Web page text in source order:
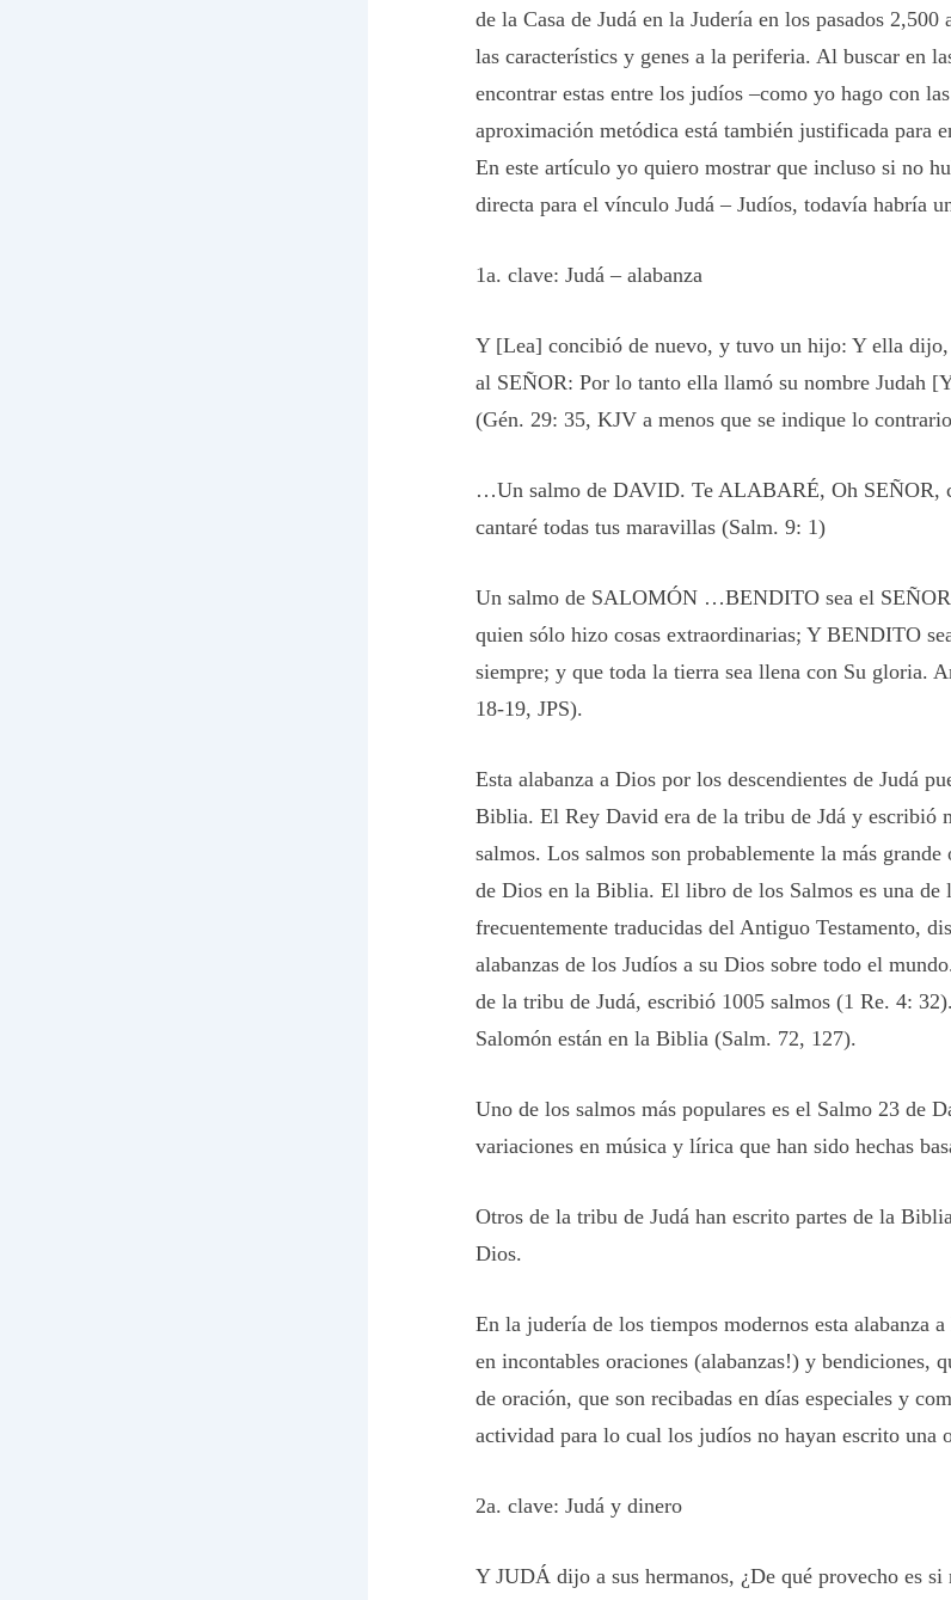
de la Casa de Judá en la Judería en los pasados 2,500
las característics y genes a la periferia. Al buscar en
encontrar estas entre los judíos –como yo hago con
aproximación metódica está también justificada para
En este artículo yo quiero mostrar que incluso si no
directa para el vínculo Judá – Judíos, todavía habría
1a. clave: Judá – alabanza
Y [Lea] concibió de nuevo, y tuvo un hijo: Y ella
al SEÑOR: Por lo tanto ella llamó su nombre Judah
(Gén. 29: 35, KJV a menos que se indique lo
…Un salmo de DAVID. Te ALABARÉ, Oh SEÑOR,
cantaré todas tus maravillas (Salm. 9: 1)
Un salmo de SALOMÓN …BENDITO sea el
quien sólo hizo cosas extraordinarias; Y BENDITO
siempre; y que toda la tierra sea llena con Su gloria.
18-19, JPS).
Esta alabanza a Dios por los descendientes de Judá
Biblia. El Rey David era de la tribu de Jdá y escribió
salmos. Los salmos son probablemente la más
de Dios en la Biblia. El libro de los Salmos es una de
frecuentemente traducidas del Antiguo Testamento,
alabanzas de los Judíos a su Dios sobre todo el
de la tribu de Judá, escribió 1005 salmos (1 Re. 4:
Salomón están en la Biblia (Salm. 72, 127).
Uno de los salmos más populares es el Salmo 23 de
variaciones en música y lírica que han sido hechas
Otros de la tribu de Judá han escrito partes de la
Dios.
En la judería de los tiempos modernos esta alabanza
en incontables oraciones (alabanzas!) y bendiciones,
de oración, que son recibadas en días especiales y
actividad para lo cual los judíos no hayan escrito una
2a. clave: Judá y dinero
Y JUDÁ dijo a sus hermanos, ¿De qué provecho es si